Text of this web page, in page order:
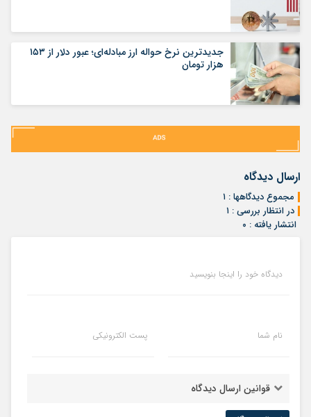
جدیدترین نرخ حواله ارز مبادله‌ای؛ عبور دلار از ۱۵۳
هزار تومان
ارسال دیدگاه
مجموع دیدگاهها : ۱
در انتظار بررسی : ۱
انتشار یافته : ۰
دیدگاه خود را اینجا بنویسید
نام شما پست الکترونیکی
قوانین ارسال دیدگاه